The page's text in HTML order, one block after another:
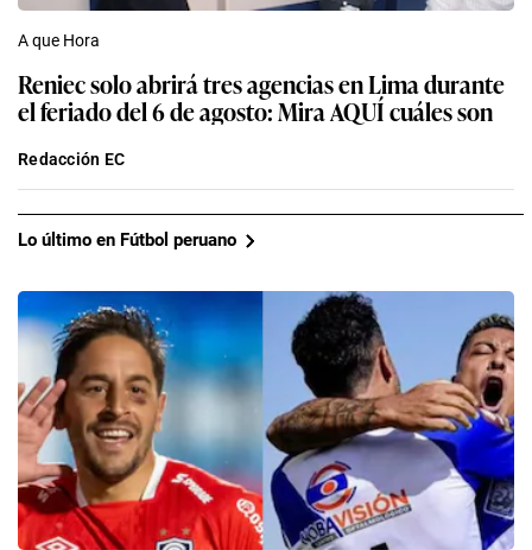
A que Hora
Reniec solo abrirá tres agencias en Lima durante
el feriado del 6 de agosto: Mira AQUÍ cuáles son
Redacción EC
Lo último en Fútbol peruano